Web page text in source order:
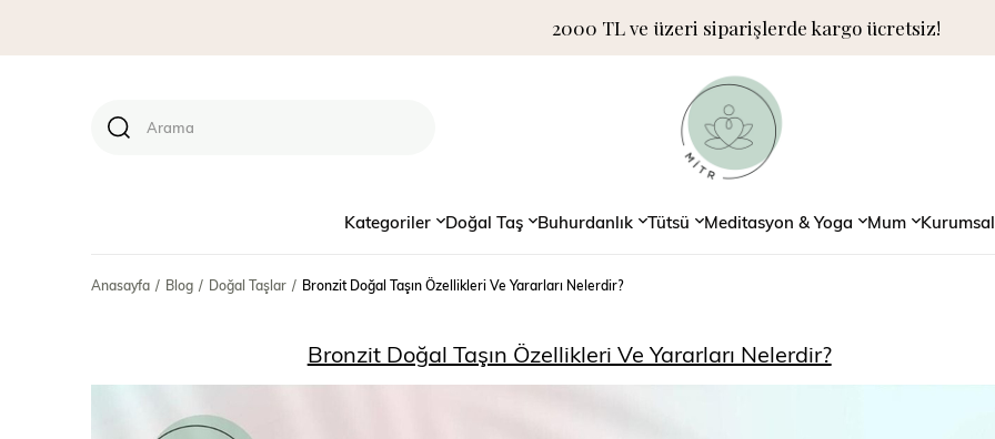
2000 TL ve üzeri siparişlerde kargo ücretsiz!
Kategoriler Doğal Taş Buhurdanlık Tütsü Meditasyon & Yoga Mum
Anasayfa Blog Doğal Taşlar Bronzit Doğal Taşın Özellikleri Ve Yararları Nelerdir?
Bronzit Doğal Taşın Özellikleri Ve Yararları Nelerdir?